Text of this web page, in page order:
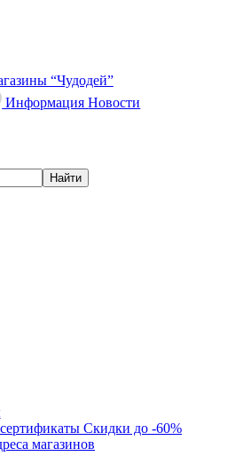
“Чудодей”
ИнформацияНовости
Найти
Скидки до -60%
магазинов